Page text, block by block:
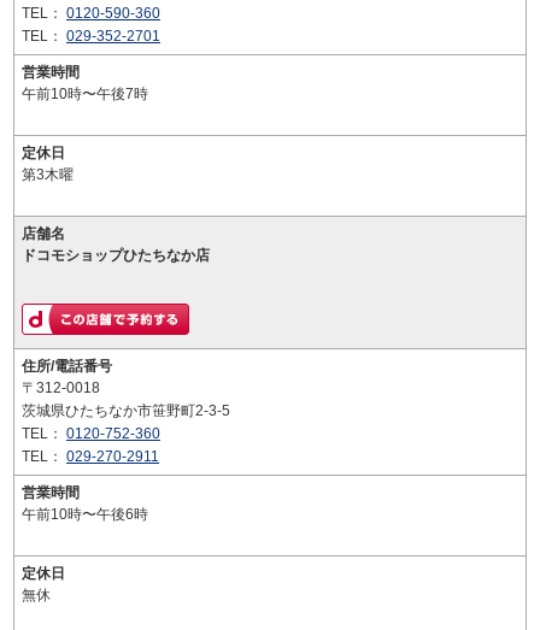
TEL： 0120-590-360
TEL： 029-352-2701
営業時間
午前10時〜午後7時
定休日
第3木曜
店舗名
ドコモショップひたちなか店
住所/電話番号
〒312-0018
茨城県ひたちなか市笹野町2-3-5
TEL： 0120-752-360
TEL： 029-270-2911
営業時間
午前10時〜午後6時
定休日
無休